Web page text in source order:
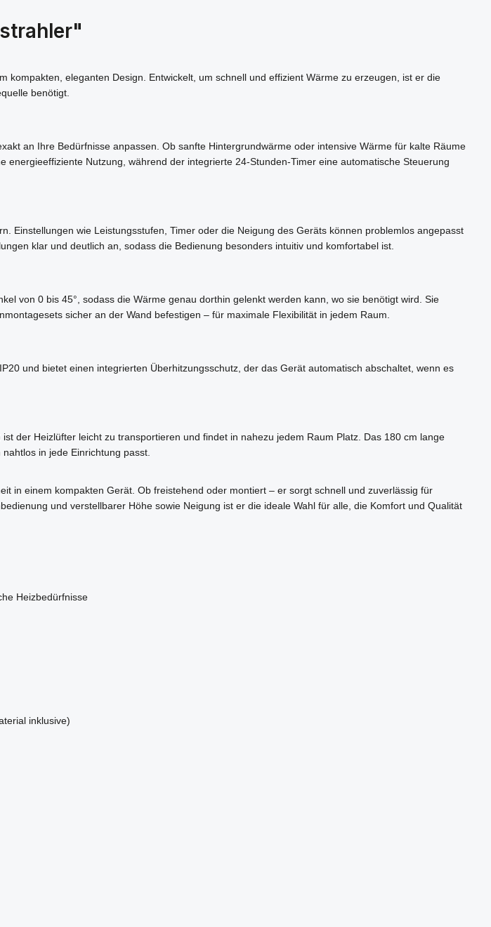
eleganten Design. Entwickelt, um schnell und effizient Wärme zu erzeugen, ist er die
benötigt.
an Ihre Bedürfnisse anpassen. Ob sanfte Hintergrundwärme oder intensive Wärme für kalte Räume
Nutzung, während der integrierte 24-Stunden-Timer eine automatische Steuerung
Einstellungen wie Leistungsstufen, Timer oder die Neigung des Geräts können problemlos angepasst
klar und deutlich an, sodass die Bedienung besonders intuitiv und komfortabel ist.
von 0 bis 45°, sodass die Wärme genau dorthin gelenkt werden kann, wo sie benötigt wird. Sie
sicher an der Wand befestigen – für maximale Flexibilität in jedem Raum.
und bietet einen integrierten Überhitzungsschutz, der das Gerät automatisch abschaltet, wenn es
der Heizlüfter leicht zu transportieren und findet in nahezu jedem Raum Platz. Das 180 cm lange
in jede Einrichtung passt.
in einem kompakten Gerät. Ob freistehend oder montiert – er sorgt schnell und zuverlässig für
und verstellbarer Höhe sowie Neigung ist er die ideale Wahl für alle, die Komfort und Qualität
Heizbedürfnisse
inklusive)